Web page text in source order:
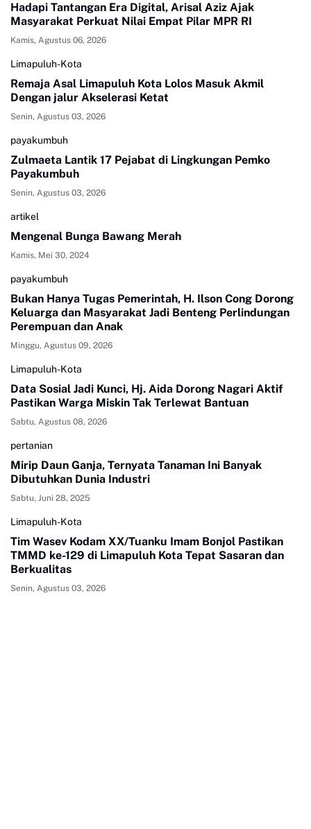
Hadapi Tantangan Era Digital, Arisal Aziz Ajak
Masyarakat Perkuat Nilai Empat Pilar MPR RI
Kamis, Agustus 06, 2026
Limapuluh-Kota
Remaja Asal Limapuluh Kota Lolos Masuk Akmil
Dengan jalur Akselerasi Ketat
Senin, Agustus 03, 2026
payakumbuh
Zulmaeta Lantik 17 Pejabat di Lingkungan Pemko
Payakumbuh
Senin, Agustus 03, 2026
artikel
Mengenal Bunga Bawang Merah
Kamis, Mei 30, 2024
payakumbuh
Bukan Hanya Tugas Pemerintah, H. Ilson Cong Dorong
Keluarga dan Masyarakat Jadi Benteng Perlindungan
Perempuan dan Anak
Minggu, Agustus 09, 2026
Limapuluh-Kota
Data Sosial Jadi Kunci, Hj. Aida Dorong Nagari Aktif
Pastikan Warga Miskin Tak Terlewat Bantuan
Sabtu, Agustus 08, 2026
pertanian
Mirip Daun Ganja, Ternyata Tanaman Ini Banyak
Dibutuhkan Dunia Industri
Sabtu, Juni 28, 2025
Limapuluh-Kota
Tim Wasev Kodam XX/Tuanku Imam Bonjol Pastikan
TMMD ke-129 di Limapuluh Kota Tepat Sasaran dan
Berkualitas
Senin, Agustus 03, 2026